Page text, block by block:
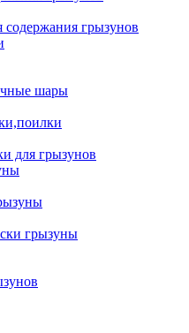
содержания грызунов
шары
для грызунов
грызуны